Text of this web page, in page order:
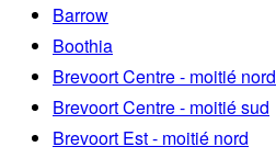
Barrow
Boothia
Brevoort Centre - moitié nord
Brevoort Centre - moitié sud
Brevoort Est - moitié nord